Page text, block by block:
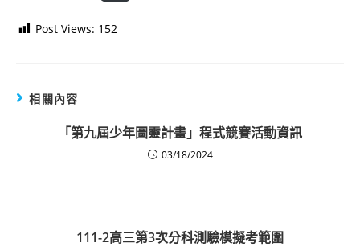
Post Views: 152
相關內容
「第九屆少年圖靈計畫」程式競賽活動資訊
03/18/2024
111-2高三第3次分科測驗模擬考範圍